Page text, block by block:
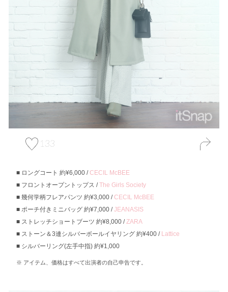
133
ロングコート 約¥6,000 /CECIL McBEE
フロントオープントップス /The Girls Society
幾何学柄フレアパンツ 約¥3,000 /CECIL McBEE
ポーチ付きミニバッグ 約¥7,000 /JEANASIS
ストレッチショートブーツ 約¥8,000 /ZARA
ストーン＆3連シルバーボールイヤリング 約¥400 / Lattice
シルバーリング(左手中指) 約¥1,000
アイテム、価格はすべて出演者の自己申告です。